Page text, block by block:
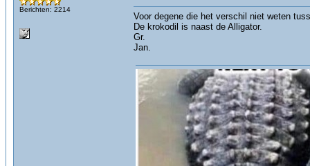
Berichten: 2214
Voor degene die het verschil niet weten
De krokodil is naast de Alligator.
Gr.
Jan.